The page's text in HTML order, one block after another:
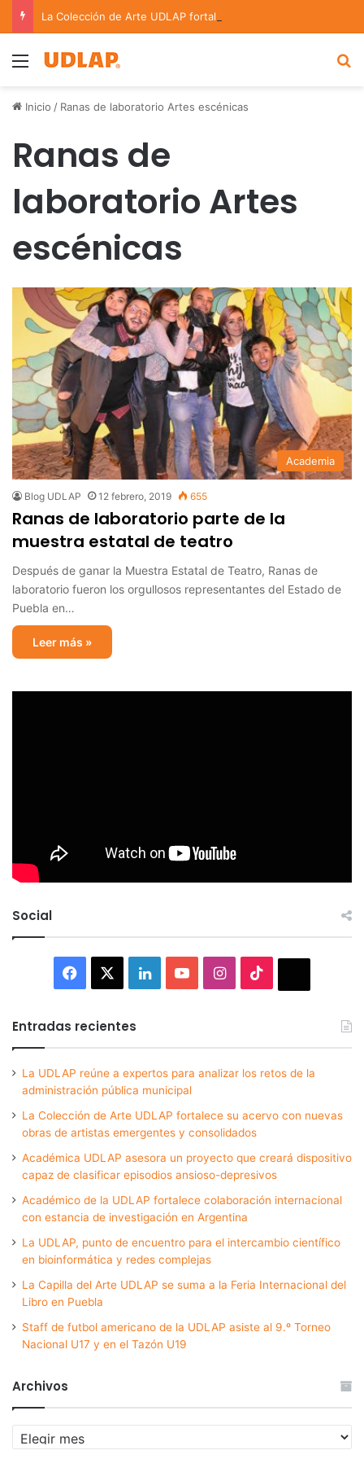
Menu
Inicio / Ranas de laboratorio Artes escénicas
Ranas de
laboratorio Artes
escénicas
Academia
Blog UDLAP 12 febrero, 2019 655
Ranas de laboratorio parte de la
muestra estatal de teatro
Después de ganar la Muestra Estatal de Teatro, Ranas de
laboratorio fueron los orgullosos representantes del Estado de
Puebla en…
Leer más »
Social
Facebook LinkedInYouTubeInstagram
Entradas recientes
La UDLAP reúne a expertos para analizar los retos de la
administración pública municipal
La Colección de Arte UDLAP fortalece su acervo con nuevas
obras de artistas emergentes y consolidados
Académica UDLAP asesora un proyecto que creará dispositivo
capaz de clasificar episodios ansioso-depresivos
Académico de la UDLAP fortalece colaboración internacional
con estancia de investigación en Argentina
La UDLAP, punto de encuentro para el intercambio científico
en bioinformática y redes complejas
La Capilla del Arte UDLAP se suma a la Feria Internacional del
Libro en Puebla
Staff de futbol americano de la UDLAP asiste al 9.º Torneo
Nacional U17 y en el Tazón U19
Archivos
Archivos